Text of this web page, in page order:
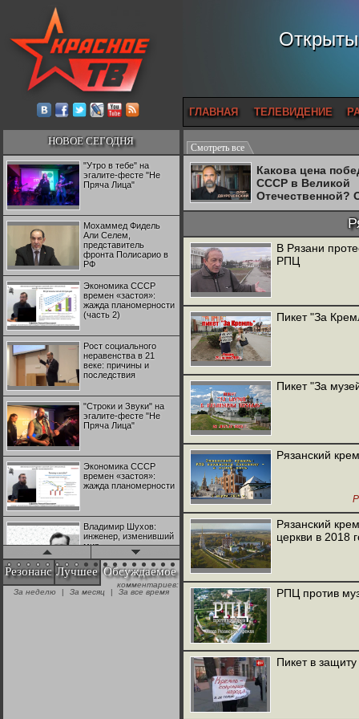
ГЛАВНАЯ ТЕЛЕВИДЕНИЕ
НОВОЕ СЕГОДНЯ
"Утро в тебе" на
эгалите-фесте "Не
Пряча Лица"
Мохаммед Фидель
Али Селем,
представитель
фронта Полисарио в
РФ
Экономика СССР
времен «застоя»:
жажда планомерности
(часть 2)
Рост социального
неравенства в 21
веке: причины и
последствия
"Строки и Звуки" на
эгалите-фесте "Не
Пряча Лица"
Экономика СССР
времен «застоя»:
жажда планомерности
Владимир Шухов:
инженер, изменивший
мир
"Аркадий Коц" на
эгалите-фесте "Не
Резонанс Лучшее Обсуждаемое
комментариев:
За неделю
| За месяц | За все время
Смотреть все
Какова цена
СССР в Великой
Отечественной?
Двуреченский о
В Рязани
РПЦ
Пикет "За
Пикет "За
Рязанский
Рязанский
церкви в 2018
РПЦ против
Пикет в